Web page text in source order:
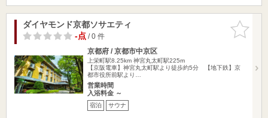
お気に入
りに追加
ダイヤモンド京都ソサエティ
-点/ 0 件
京都府 / 京都市中京区
上栄町駅8.25km 神宮丸太町駅225m
【京阪電車】神宮丸太町駅より徒歩約5分 【地下鉄】京
都市役所前駅より…
営業時間
入浴料金 ～
宿泊 サウナ